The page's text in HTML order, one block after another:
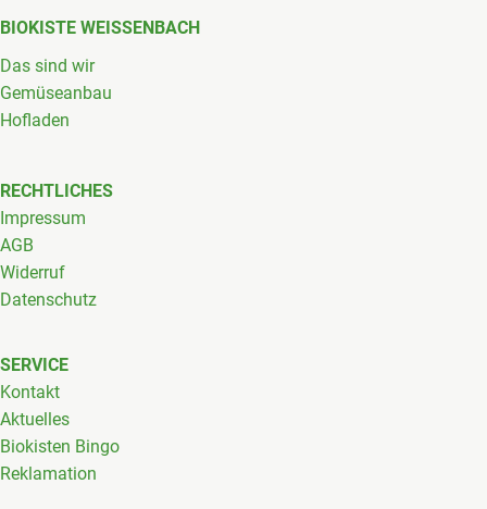
BIOKISTE WEISSENBACH
Das sind wir
Gemüseanbau
Hofladen
RECHTLICHES
Impressum
AGB
Widerruf
Datenschutz
SERVICE
Kontakt
Aktuelles
Biokisten Bingo
Reklamation